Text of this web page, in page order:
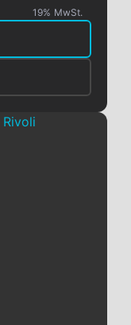
19% MwSt.